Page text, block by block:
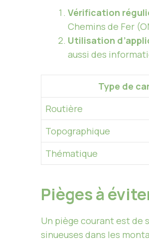
Vérification
Chemins de Fer
Utilisation
aussi des
Type de
Routière
Topographique
Thématique
Pièges à
Un piège courant est de
sinueuses dans les